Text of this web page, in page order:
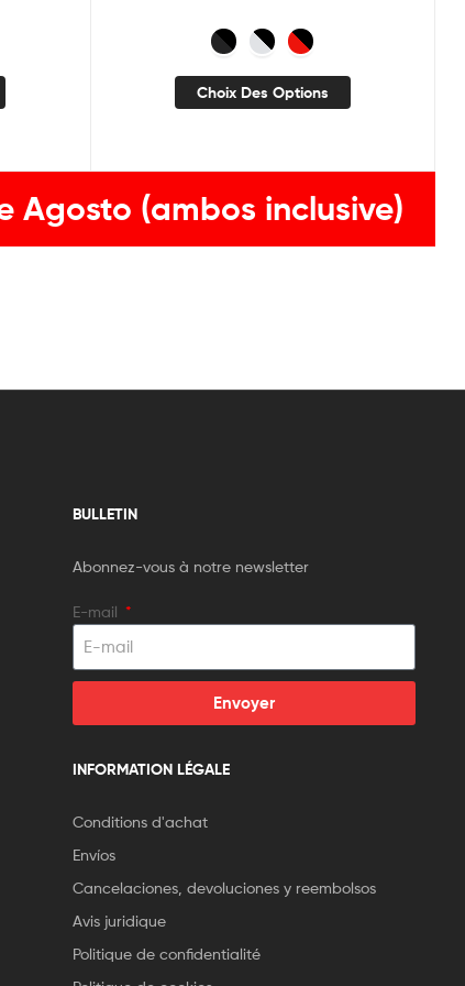
Choix Des Options
Agosto (ambos inclusive)
BULLETIN
Abonnez-vous à notre newsletter
E-mail
Envoyer
INFORMATION LÉGALE
Conditions d'achat
Envíos
Cancelaciones, devoluciones y reembolsos
Avis juridique
Politique de confidentialité